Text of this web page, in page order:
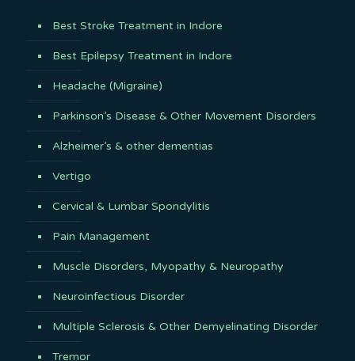
Best Stroke Treatment in Indore
Best Epilepsy Treatment in Indore
Headache (Migraine)
Parkinson’s Disease & Other Movement Disorders
Alzheimer’s & other dementias
Vertigo
Cervical & Lumbar Spondylitis
Pain Management
Muscle Disorders, Myopathy & Neuropathy
Neuroinfectious Disorder
Multiple Sclerosis & Other Demyelinating Disorder
Tremor